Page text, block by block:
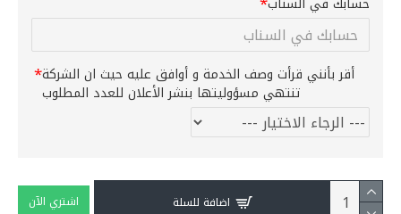
أقر بأنني قرأت وصف الخدمة و أوافق عليه حيث ان الشركة
تنتهي مسؤوليتها بنشر الأعلان للعدد المطلوب
اضافة للسلة اشتري الآن